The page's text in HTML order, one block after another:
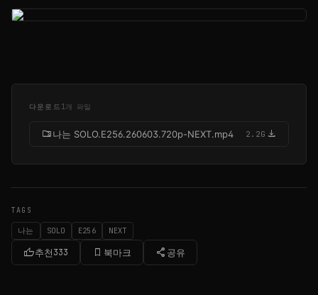
다운로드 1개 파일
folder_zip나는 SOLO.E256.260603.720p-NEXT.mp4 2.2G download
TAGS
나는 SOLO E256 NEXT
thumb_up추천333 bookmark_border 북마크 share 공유